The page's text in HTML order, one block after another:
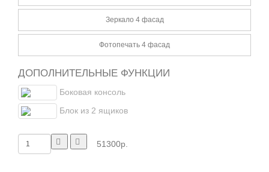
Зеркало 4 фасад
Фотопечать 4 фасад
ДОПОЛНИТЕЛЬНЫЕ ФУНКЦИИ
Боковая консоль
Блок из 2 ящиков
51300р.